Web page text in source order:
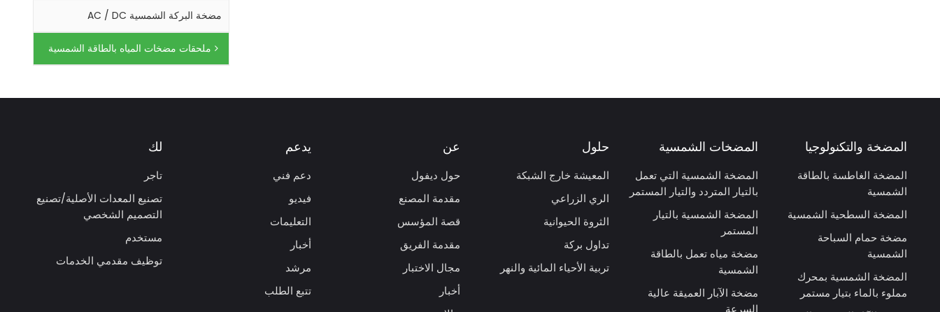
مضخة البركة الشمسية AC / DC
ملحقات مضخات المياه بالطاقة الشمسية
المضخة والتكنولوجيا
المضخة الغاطسة بالطاقة
الشمسية
المضخة السطحية الشمسية
مضخة حمام السباحة
الشمسية
المضخة الشمسية بمحرك
مملوء بالماء بتيار مستمر
المضخات الشمسية
المضخة الشمسية التي تعمل
بالتيار المتردد والتيار المستمر
المضخة الشمسية بالتيار
المستمر
مضخة مياه تعمل بالطاقة
الشمسية
مضخة الآبار العميقة عالية
حلول
المعيشة خارج الشبكة
الري الزراعي
الثروة الحيوانية
تداول بركة
تربية الأحياء المائية والنهر
عن
حول ديفول
مقدمة المصنع
قصة المؤسس
مقدمة الفريق
مجال الاختبار
أخبار
يدعم
دعم فني
فيديو
التعليمات
أخبار
مرشد
تتبع الطلب
لك
تاجر
تصنيع المعدات الأصلية/تصنيع
التصميم الشخصي
مستخدم
توظيف مقدمي الخدمات